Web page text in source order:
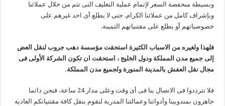
وبسيطة منخفضة السعر لإتمام عملية التغليف التى تتم من خلال عملائنا
وبإشراف كامل من عملائنا الكرام. حتى لا يطلع أى احد غيرهم على
خصوصياتهم أو يطلع على مقتنياتهم الثمينة.
فلهذا ولغيره من الاسباب الكثيرة استحقت مؤسسة دهب جروب لنقل العض
إلى جميع مدن المملكة ودول الخليج ، استحقت ان تكون الشركة الأولى فى
مجال نقل العفش بالمدينة المنورة ولجميع مدن المملكة.
فلا تترددوا فى الاتصال بنا فى أى وقت وعلى مدار 24 ساعة، فنحن دائما
جاهزون بمندوبينا وأدواتنا وعمالتنا المدربة لنقوم بنقل كافة مقتنياتكم العادية